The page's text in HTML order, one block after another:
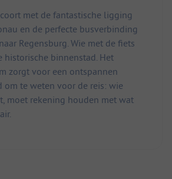
met de fantastische ligging
en de perfecte busverbinding
Regensburg. Wie met de fiets
historische binnenstad. Het
zorgt voor een ontspannen
om te weten voor de reis: wie
moet rekening houden met wat